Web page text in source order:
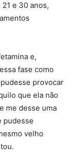
e 30 anos,
e,
fase como
provocar
que ela não
me desse uma
pudesse
velho